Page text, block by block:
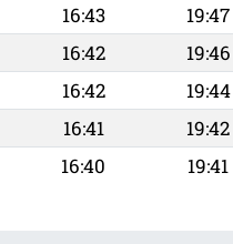
16:43 19:47
16:42 19:46
16:42 19:44
16:41 19:42
16:40 19:41